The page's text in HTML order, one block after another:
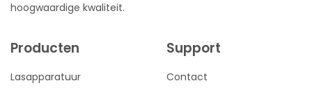
hoogwaardige kwaliteit.
Producten
Lasapparatuur
Support
Contact